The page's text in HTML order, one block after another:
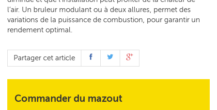
l’air. Un bruleur modulant ou à deux allures, permet des
variations de la puissance de combustion, pour garantir un
rendement optimal.
Partager cet article
Commander du mazout